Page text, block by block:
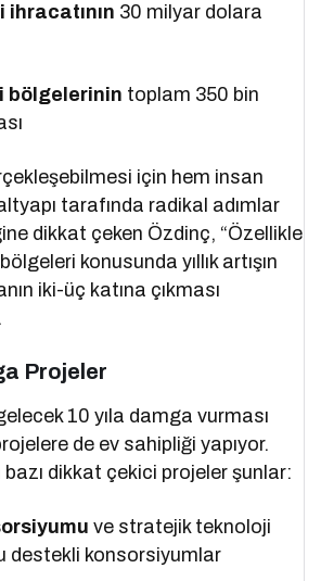
ihracatının 30 milyar dolara
bölgelerinin toplam 350 bin
için hem insan
tarafında radikal adımlar
dikkat çeken Özdinç, “Özellikle
konusunda yıllık artışın
iki-üç katına çıkması
Projeler
10 yıla damga vurması
de ev sahipliği yapıyor.
dikkat çekici projeler şunlar:
ve stratejik teknoloji
destekli konsorsiyumlar